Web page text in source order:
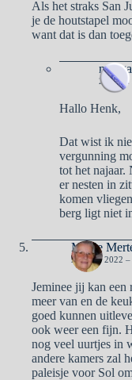
Als het straks San
je de houtstapel
want dat is dan
21 JUNI
Hallo Henk,
Dat wist ik
vergunning
tot het najaar.
er nesten in
komen
berg ligt niet
Mieke
21 JUNI 2022 –
Jeminee jij kan een
meer van en de
goed kunnen
ook weer een fijn.
nog veel uurtjes in
andere kamers zal
paleisje voor Sol